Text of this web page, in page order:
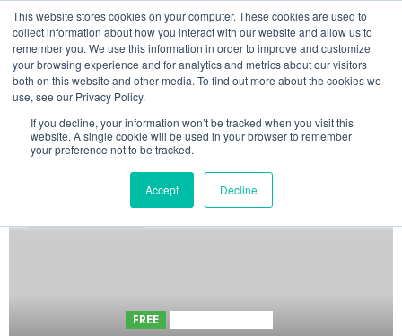
This website stores cookies on your computer. These cookies are used to
collect information about how you interact with our website and allow us to
remember you. We use this information in order to improve and customize
your browsing experience and for analytics and metrics about our visitors
both on this website and other media. To find out more about the cookies we
use, see our Privacy Policy.
If you decline, your information won’t be tracked when you visit this
website. A single cookie will be used in your browser to remember
your preference not to be tracked.
Accept Decline
Vai
contenuto
07/08/202601:06:46
LinkedinFacebook
X TelegramWhatsappMastodon
INIZIATIVE ASTORRI
FREE